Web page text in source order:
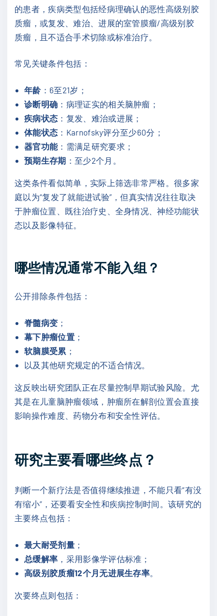
的患者，疾病类型包括经病理确认的恶性高级别胶
质瘤，或复发、难治、进展的室管膜瘤/高级别胶
质瘤，且不适合手术切除或标准治疗。
常见关键条件包括：
年龄 ：6至21岁；
诊断明确 ：病理证实的相关脑肿瘤；
疾病状态 ：复发、难治或进展；
体能状态 ：Karnofsky评分至少60分；
器官功能：需满足研究要求；
预期生存期 ：至少2个月。
这类条件看似简单，实际上筛选非常严格。很多家
庭以为“复发了就能进试验”，但真实情况往往取决
于肿瘤位置、既往治疗史、全身情况、神经功能状
态以及影像特征。
哪些情况通常不能入组？
公开排除条件包括：
脊髓病变 ；
幕下肿瘤位置；
软脑膜受累 ；
以及其他研究规定的不适合情况。
这反映出研究团队正在尽量控制早期试验风险。尤
其是在儿童脑肿瘤领域，肿瘤所在解剖位置会直接
影响操作难度、药物分布和安全性评估。
研究主要看哪些终点？
判断一个新疗法是否值得继续推进，不能只看“有没
有缩小”，还要看安全性和疾病控制时间。该研究的
主要终点包括：
最大耐受剂量；
总缓解率 ，采用影像学评估标准；
高级别胶质瘤12个月无进展生存率
次要终点则包括：